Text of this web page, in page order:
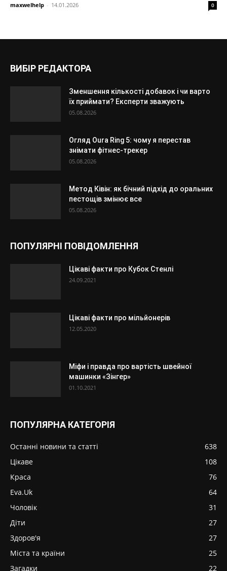
maxwelhelp - 14.01.2026 0
ВИБІР РЕДАКТОРА
Зменшення кількості добавок і чи варто
їх приймати? Експерти зважують
05.08.2026
Огляд Oura Ring 5: чому я перестав
знімати фітнес-трекер
05.08.2026
Метод Ківін: як бічний підхід до оральних
пестощів змінює все
05.08.2026
ПОПУЛЯРНІ ПОВІДОМЛЕННЯ
Цікаві факти про Кубок Стенлі
24.09.2021
Цікаві факти про мільйонерів
12.05.2020
Міфи і правда про вартість швейної
машинки «Зінгер»
01.10.2021
ПОПУЛЯРНА КАТЕГОРІЯ
Останні новини та статті
638
Цікаве
108
Краса
76
Eva.Uk
64
Чоловік
31
Діти
27
Здоров'я
27
Міста та країни
25
Загадки
22